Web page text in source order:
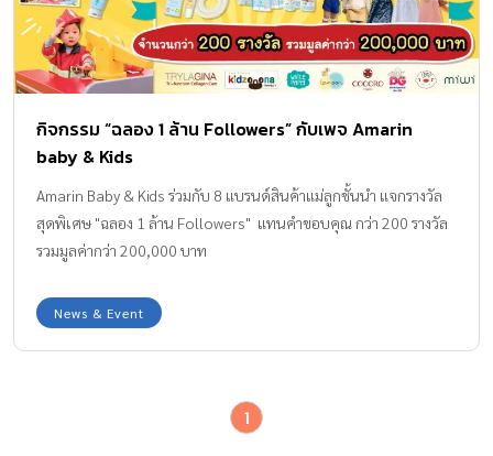
กิจกรรม “ฉลอง 1 ล้าน Followers” กับเพจ Amarin
baby & Kids
Amarin Baby & Kids ร่วมกับ 8 แบรนด์สินค้าแม่ลูกชั้นนำ แจกรางวัล
สุดพิเศษ "ฉลอง 1 ล้าน Followers" แทนคำขอบคุณ กว่า 200 รางวัล
รวมมูลค่ากว่า 200,000 บาท
News & Event
1